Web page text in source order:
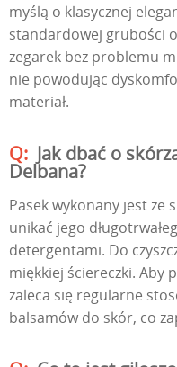
myślą o klasycznej
standardowej grubości
zegarek bez problemu
nie powodując
materiał.
Jak dbać o
Delbana?
Pasek wykonany jest ze
unikać jego
detergentami. Do
miękkiej ściereczki. Aby
zaleca się regularne
balsamów do skór, co